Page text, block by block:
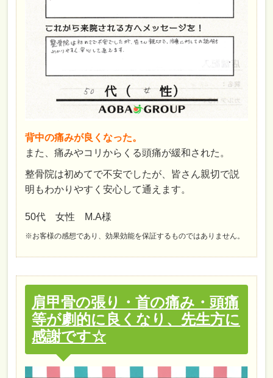
背中の痛みが良くなった。
また、痛みやコリからくる頭痛が緩和された。
整骨院は初めてで不安でしたが、皆さん親切で説
明もわかりやすく安心して通えます。
50代 女性 M.A様
※お客様の感想であり、効果効能を保証するものではありません。
肩甲骨の張り・首の痛み・頭痛
等が劇的に良くなり、先生方に
感謝です☆